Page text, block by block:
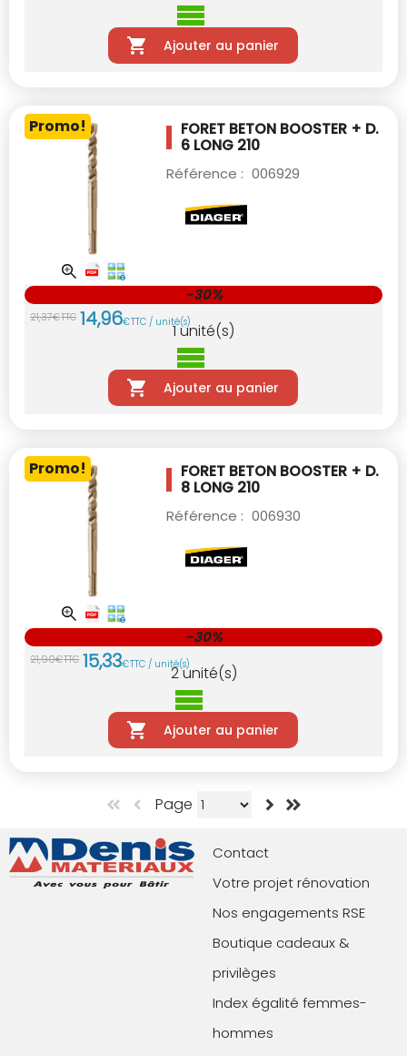
Ajouter au panier
Promo! FORET BETON BOOSTER + D.
6 LONG 210
Référence : 006929
21,37€TTC 14,96€TTC / unité(s)
-30%
1unité(s)
Ajouter au panier
Promo! FORET BETON BOOSTER + D.
8 LONG 210
Référence : 006930
21,90€TTC 15,33€TTC / unité(s)
-30%
2unité(s)
Ajouter au panier
Page
Contact
Votre projet rénovation
Nos engagements RSE
Boutique cadeaux &
privilèges
Index égalité femmes-
hommes